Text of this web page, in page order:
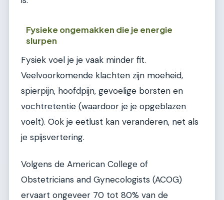
Fysieke ongemakken die je energie
slurpen
Fysiek voel je je vaak minder fit.
Veelvoorkomende klachten zijn moeheid,
spierpijn, hoofdpijn, gevoelige borsten en
vochtretentie (waardoor je je opgeblazen
voelt). Ook je eetlust kan veranderen, net als
je spijsvertering.
Volgens de American College of
Obstetricians and Gynecologists (ACOG)
ervaart ongeveer 70 tot 80% van de